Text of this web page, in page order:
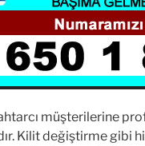
müşterilerine
Kilit değiştirme